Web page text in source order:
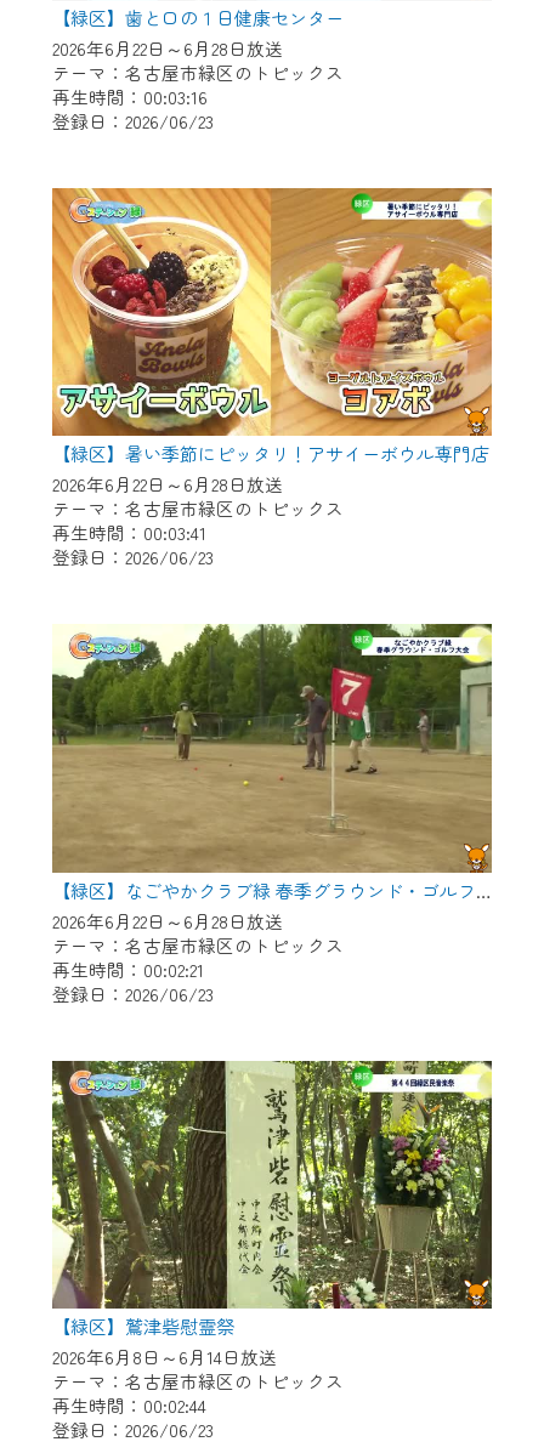
【緑区】歯と口の１日健康センター
2026年6月22日～6月28日放送
テーマ：名古屋市緑区のトピックス
再生時間：00:03:16
登録日：2026/06/23
【緑区】暑い季節にピッタリ！アサイーボウル専門店
2026年6月22日～6月28日放送
テーマ：名古屋市緑区のトピックス
再生時間：00:03:41
登録日：2026/06/23
【緑区】なごやかクラブ緑 春季グラウンド・ゴルフ大会
2026年6月22日～6月28日放送
テーマ：名古屋市緑区のトピックス
再生時間：00:02:21
登録日：2026/06/23
【緑区】鷲津砦慰霊祭
2026年6月8日～6月14日放送
テーマ：名古屋市緑区のトピックス
再生時間：00:02:44
登録日：2026/06/23
＜メンテナンス情報＞
CCNetWebTVのリニューアルにともないメ
ンテナンス作業を予定しています。
作業の間は、CCNetWebTVの画面が「メン
テナンス中」になり、ご利用いただけませ
ん。
ご不便をおかけいたしますが、ご了承の程
よろしくお願いいたします。